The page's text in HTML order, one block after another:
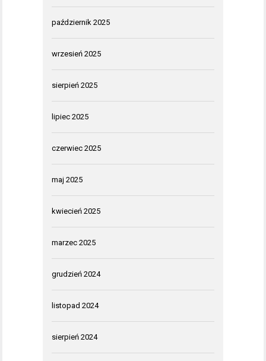
październik 2025
wrzesień 2025
sierpień 2025
lipiec 2025
czerwiec 2025
maj 2025
kwiecień 2025
marzec 2025
grudzień 2024
listopad 2024
sierpień 2024